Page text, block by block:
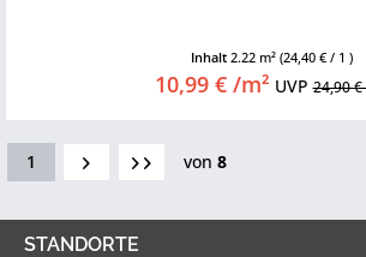
Inhalt 2.22 m² (24,40 € / 1 )
10,99 € /m² UVP24,90 €
1 von 8
STANDORTE